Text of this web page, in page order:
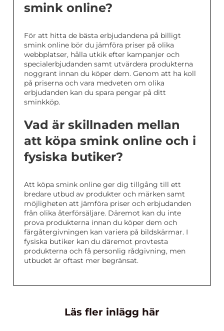
smink online?
För att hitta de bästa erbjudandena på billigt
smink online bör du jämföra priser på olika
webbplatser, hålla utkik efter kampanjer och
specialerbjudanden samt utvärdera produkterna
noggrant innan du köper dem. Genom att ha koll
på priserna och vara medveten om olika
erbjudanden kan du spara pengar på ditt
sminkköp.
Vad är skillnaden mellan
att köpa smink online och i
fysiska butiker?
Att köpa smink online ger dig tillgång till ett
bredare utbud av produkter och märken samt
möjligheten att jämföra priser och erbjudanden
från olika återförsäljare. Däremot kan du inte
prova produkterna innan du köper dem och
färgåtergivningen kan variera på bildskärmar. I
fysiska butiker kan du däremot provtesta
produkterna och få personlig rådgivning, men
utbudet är oftast mer begränsat.
Läs fler inlägg här